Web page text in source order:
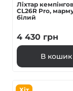
Ліхтар
CL26R Pro,
білий
4 430 грн
В кошик